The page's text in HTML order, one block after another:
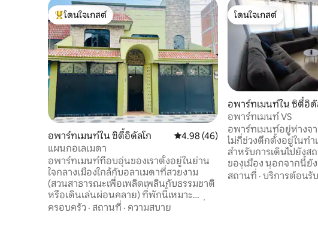
โดนใจเกสต์ที่สุด
โดนใจเกสต์
อพาร์ทเมนท์ใน ซิตี้อิดัลโก คะแนนเฉลี่ย 4.98 จาก 5, 46 รีวิว
4.98 (46)
แผนกอเลเมดา
อพาร์ทเมนท์ที่อบอุ่นของเราตั้งอยู่ในย่าน
ใจกลางเมืองใกล้กับอลาเมดาที่สวยงาม
(สวนสาธารณะเพื่อเพลิดเพลินกับธรรมชาติ
หรือเดินเล่นผ่อนคลาย) ที่พักนี้เหมาะ
สำหรับคู่รักครอบครัวหรือการเดินทางเพื่อ
ครอบครัว · สถานที่ · ความสบาย
โดนใจเกสต์
โดนใจเกสต์
อพาร์ทเมนท์ใน ซิตี้อิดั
อพาร์ทเมนท์ VS
อพาร์ทเมนท์อยู่ห่างจา
ไม่กี่ช่วงตึกตั้งอยู่ในท
สำหรับการเดินไปยังส
ของเมือง นอกจากนี้ยั
ร่มรื่นและสิ่งอำนวยคว
สถานที่ · บริการต้อนรับ